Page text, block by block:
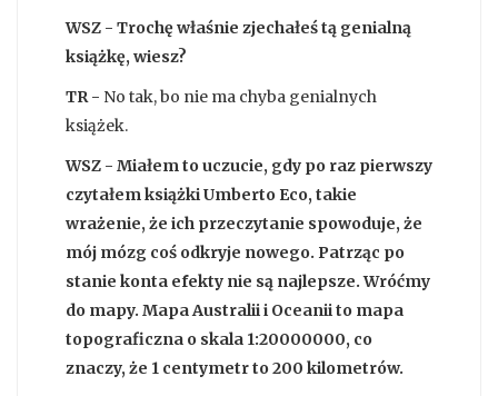
WSZ - Trochę właśnie zjechałeś tą genialną
książkę, wiesz?
TR- No tak, bo nie ma chyba genialnych
książek.
WSZ - Miałem to uczucie, gdy po raz pierwszy
czytałem książki Umberto Eco, takie
wrażenie, że ich przeczytanie spowoduje, że
mój mózg coś odkryje nowego. Patrząc po
stanie konta efekty nie są najlepsze. Wróćmy
do mapy. Mapa Australii i Oceanii to mapa
topograficzna o skala 1:20000000, co
znaczy, że 1 centymetr to 200 kilometrów.